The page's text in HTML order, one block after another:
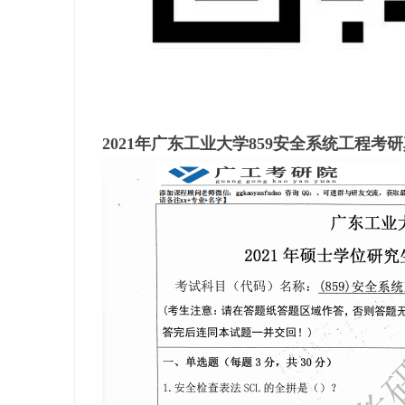
2021年广东工业大学859安全系统工程考